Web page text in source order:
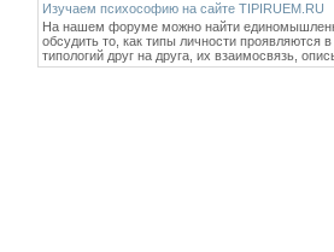
Изучаем психософию на сайте TIPIRUEM.RU
На нашем форуме можно найти
обсудить то, как типы личности проявляются
типологий друг на друга, их взаимосвязь,